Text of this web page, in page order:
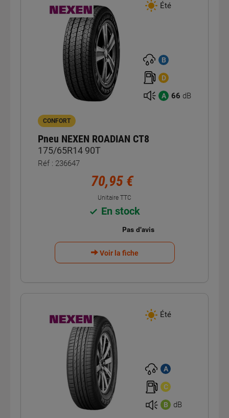
Été
B
D
A 66 dB
CONFORT
Pneu NEXEN ROADIAN CT8
175/65R14 90T
Réf : 236647
70,95 €
Unitaire TTC
En stock
Voir la fiche
Été
A
C
B dB